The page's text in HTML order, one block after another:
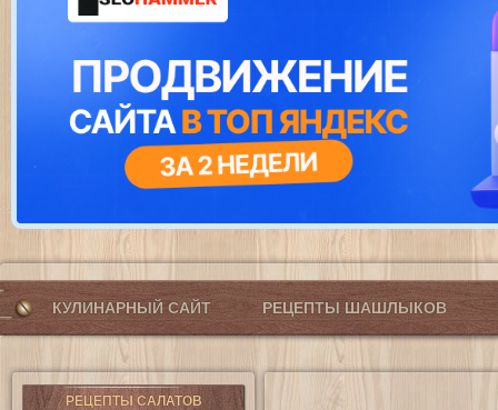
КУЛИНАРНЫЙ САЙТ РЕЦЕПТЫ ШАШЛЫКОВ
РЕЦЕПТЫ САЛАТОВ